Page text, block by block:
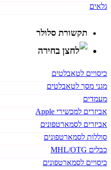
גלאים
תקשורת סלולר
כיסויים לטאבלטים
מגני מסך לטאבלטים
מעמדים
אביזרים למכשירי Apple
אביזרים לסמארטפונים
סוללות לסמארטפונים
כבלים MHL/OTG
כיסויים לסמארטפונים